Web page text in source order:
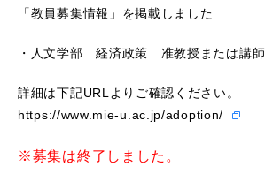
「教員募集情報」を掲載しました
・人文学部 経済政策 准教授または講師
詳細は下記URLよりご確認ください。
https://www.mie-u.ac.jp/adoption/
※募集は終了しました。